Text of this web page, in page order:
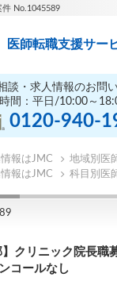
No.1045589
医師転職支援サー
談・求人情報のお問
間：平日/10:00～
0120-940-
報はJMC 地域別医
報はJMC
科目別医
】クリニック院長
コールなし